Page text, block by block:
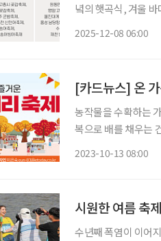
녘의 햇곡식, 겨울
2025-12-08 06:00
[카드뉴스] 온
농작물을 수확하는 가을에는 다
복으로 배를 채우는 건 어떨까? 안흥찐빵축제 10월15일까
2023-10-13 08:00
시원한 여름 축
수년째 폭염이 이어